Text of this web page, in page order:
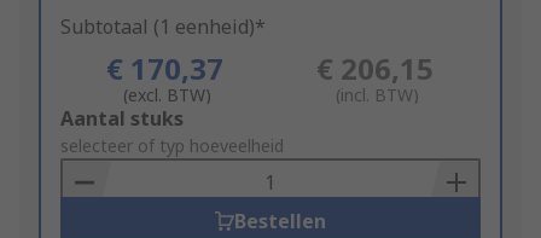
Subtotaal (1 eenheid)*
€ 170,37
(excl. BTW)
€ 206,15
(incl. BTW)
Add
to
Basket
Aantal stuks
selecteer of typ hoeveelheid
Bestellen